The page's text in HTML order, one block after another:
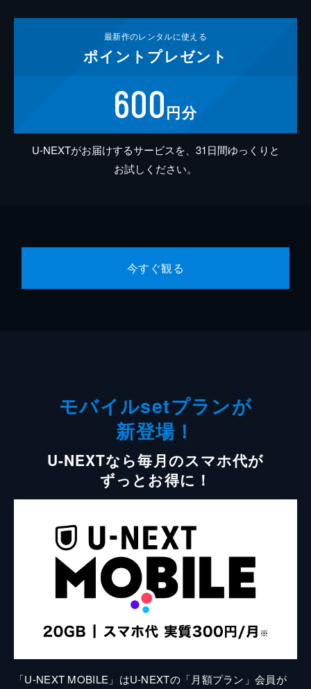
最新作のレンタルに使える
ポイント プレゼント
600円分
U-NEXTがお届けするサービスを、31日間ゆっくりと
お試しください。
今すぐ観る
モバイルsetプランが
新登場！
U-NEXTなら毎月のスマホ代が
ずっとお得に！
「U-NEXT MOBILE」はU-NEXTの「月額プラン」会員が